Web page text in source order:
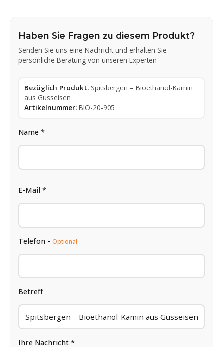
Haben Sie Fragen zu diesem Produkt?
Senden Sie uns eine Nachricht und erhalten Sie
persönliche Beratung von unseren Experten
Bezüglich Produkt: Spitsbergen – Bioethanol-Kamin
aus Gusseisen
Artikelnummer: BIO-20-905
Name *
E-Mail *
Telefon - Optional
Betreff
Ihre Nachricht *